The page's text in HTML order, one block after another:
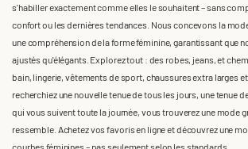
s'habiller exactement comme elles le souhaitent – sans
confort ou les dernières tendances. Nous concevons la
une compréhension de la forme féminine, garantissant que
ajustés qu'élégants. Explorez tout : des robes, jeans, et
bain, lingerie, vêtements de sport, chaussures extra larges
recherchiez une nouvelle tenue de tous les jours, une tenue
qui vous suivent toute la journée, vous trouverez une mode
ressemble. Achetez vos favoris en ligne et découvrez une